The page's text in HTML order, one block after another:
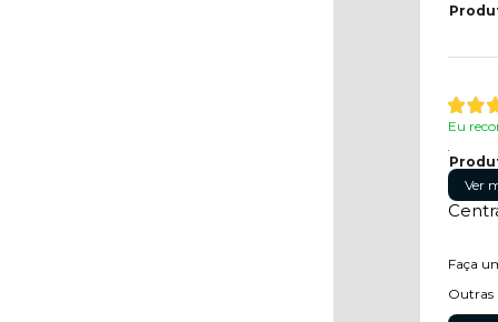
Eu
Ver
Faça
Outras